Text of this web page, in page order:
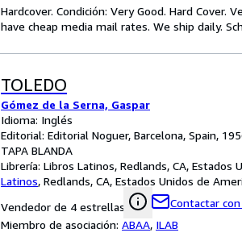
Hardcover. Condición: Very Good. Hard Cover.
have cheap media mail rates. We ship daily.
TOLEDO
Gómez de la Serna, Gaspar
Idioma: Inglés
Editorial: Editorial Noguer, Barcelona, Spain,
TAPA BLANDA
Librería: Libros Latinos, Redlands, CA, Estados
Latinos, Redlands, CA, Estados Unidos de
Vendedor de 4 estrellas
Contactar
Miembro de asociación: ABAA, ILAB